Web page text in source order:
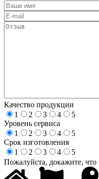
Качество продукции
1
2 3 4
5
Уровень сервиса
1
2 3 4
5
Срок изготовления
1
2 3 4
5
Пожалуйста, докажите,